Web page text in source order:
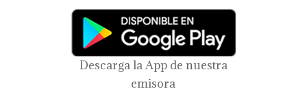
Descarga la App de nuestra
emisora